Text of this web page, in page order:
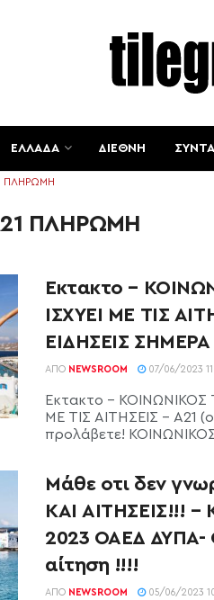
ΕΛΛΑΔΑ ΔΙΕΘΝΗ
ΠΛΗΡΩΜΗ
ΠΛΗΡΩΜΗ
Έκτακτο –
ΙΣΧΥΕΙ ΜΕ ΤΙΣ
ΕΙΔΗΣΕΙΣ ΣΗΜΕΡΑ
ΑΠΌ NEWSROOM 07/06/2023
Έκτακτο - ΚΟΙΝΩΝΙΚΟΣ
ΜΕ ΤΙΣ ΑΙΤΗΣΕΙΣ - Α21
προλάβετε!
Μάθε οτι δεν
ΚΑΙ ΑΙΤΗΣΕΙΣ!!!
2023 ΟΑΕΔ ΔΥΠΑ-
αίτηση !!!!
ΑΠΌ NEWSROOM 05/06/2023